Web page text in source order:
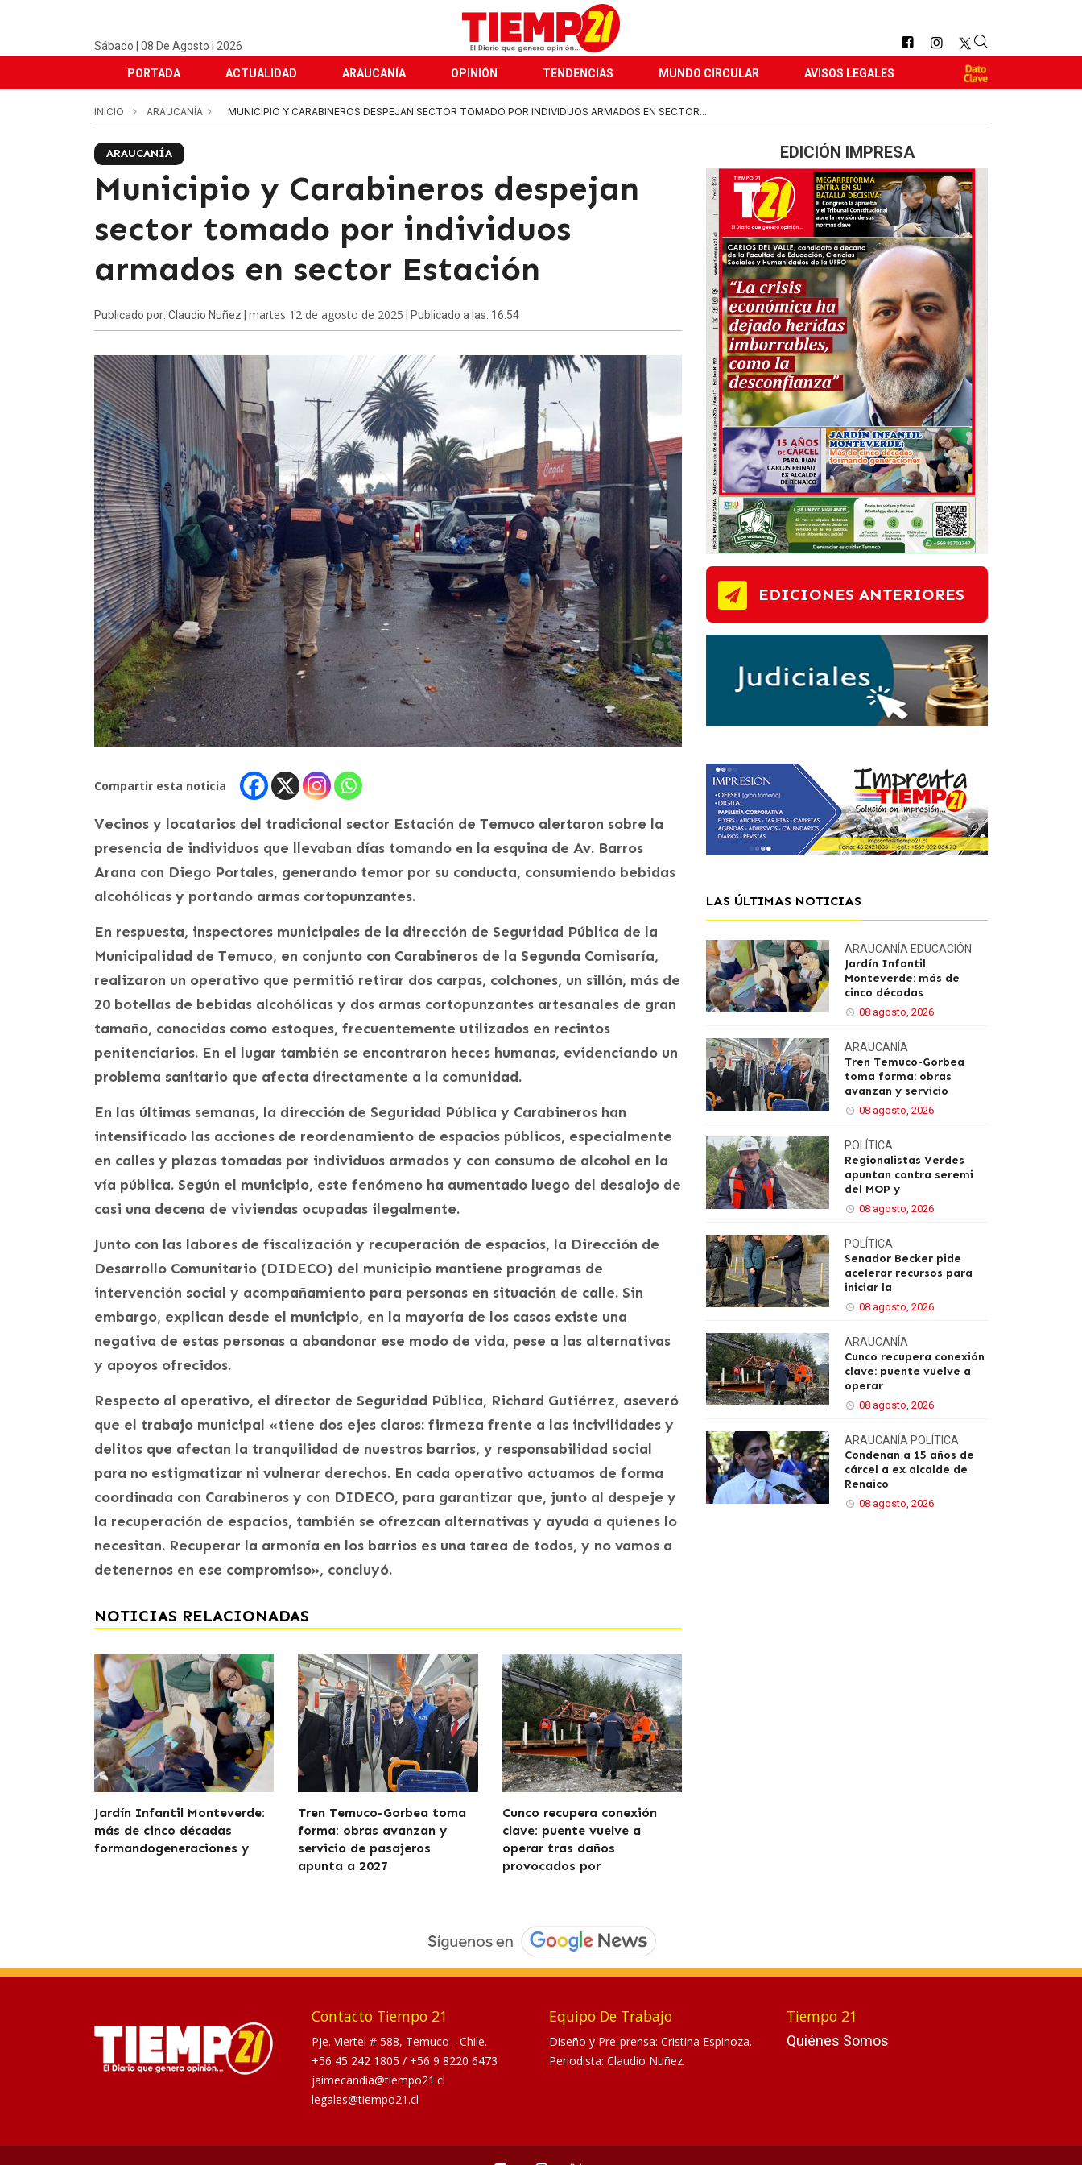
Sábado | 08 De Agosto | 2026
PORTADA ACTUALIDAD ARAUCANÍA OPINIÓN TENDENCIAS MUNDO CIRCULAR AVISOS LEGALES
INICIO ARAUCANÍA MUNICIPIO Y CARABINEROS DESPEJAN SECTOR TOMADO POR INDIVIDUOS ARMADOS EN SECTOR...
ARAUCANÍA
Municipio y Carabineros despejan
sector tomado por individuos
armados en sector Estación
Publicado por: Claudio Nuñez | martes 12 de agosto de 2025 | Publicado a las: 16:54
Compartir esta noticia
Vecinos y locatarios del tradicional sector Estación de Temuco alertaron sobre la
presencia de individuos que llevaban días tomando en la esquina de Av. Barros
Arana con Diego Portales, generando temor por su conducta, consumiendo bebidas
alcohólicas y portando armas cortopunzantes.
En respuesta, inspectores municipales de la dirección de Seguridad Pública de la
Municipalidad de Temuco, en conjunto con Carabineros de la Segunda Comisaría,
realizaron un operativo que permitió retirar dos carpas, colchones, un sillón, más de
20 botellas de bebidas alcohólicas y dos armas cortopunzantes artesanales de gran
tamaño, conocidas como estoques, frecuentemente utilizados en recintos
penitenciarios. En el lugar también se encontraron heces humanas, evidenciando un
problema sanitario que afecta directamente a la comunidad.
En las últimas semanas, la dirección de Seguridad Pública y Carabineros han
intensificado las acciones de reordenamiento de espacios públicos, especialmente
en calles y plazas tomadas por individuos armados y con consumo de alcohol en la
vía pública. Según el municipio, este fenómeno ha aumentado luego del desalojo de
casi una decena de viviendas ocupadas ilegalmente.
Junto con las labores de fiscalización y recuperación de espacios, la Dirección de
Desarrollo Comunitario (DIDECO) del municipio mantiene programas de
intervención social y acompañamiento para personas en situación de calle. Sin
embargo, explican desde el municipio, en la mayoría de los casos existe una
negativa de estas personas a abandonar ese modo de vida, pese a las alternativas
y apoyos ofrecidos.
Respecto al operativo, el director de Seguridad Pública, Richard Gutiérrez, aseveró
que el trabajo municipal «tiene dos ejes claros: firmeza frente a las incivilidades y
delitos que afectan la tranquilidad de nuestros barrios, y responsabilidad social
para no estigmatizar ni vulnerar derechos. En cada operativo actuamos de forma
coordinada con Carabineros y con DIDECO, para garantizar que, junto al despeje y
la recuperación de espacios, también se ofrezcan alternativas y ayuda a quienes lo
necesitan. Recuperar la armonía en los barrios es una tarea de todos, y no vamos a
detenernos en ese compromiso», concluyó.
NOTICIAS RELACIONADAS
Jardín Infantil Monteverde:
más de cinco décadas
formandogeneraciones y
Tren Temuco-Gorbea toma
forma: obras avanzan y
servicio de pasajeros
apunta a 2027
Cunco recupera conexión
clave: puente vuelve a
operar tras daños
provocados por
EDICIÓN IMPRESA
EDICIONES ANTERIORES
LAS ÚLTIMAS NOTICIAS
ARAUCANÍA EDUCACIÓN
Jardín Infantil
Monteverde: más de
cinco décadas
08 agosto, 2026
ARAUCANÍA
Tren Temuco-Gorbea
toma forma: obras
avanzan y servicio
08 agosto, 2026
POLÍTICA
Regionalistas Verdes
apuntan contra seremi
del MOP y
08 agosto, 2026
POLÍTICA
Senador Becker pide
acelerar recursos para
iniciar la
08 agosto, 2026
ARAUCANÍA
Cunco recupera conexión
clave: puente vuelve a
operar
08 agosto, 2026
ARAUCANÍA POLÍTICA
Condenan a 15 años de
cárcel a ex alcalde de
Renaico
08 agosto, 2026
Contacto Tiempo 21
Pje. Viertel # 588, Temuco - Chile.
+56 45 242 1805 / +56 9 8220 6473
jaimecandia@tiempo21.cl
legales@tiempo21.cl
Equipo De Trabajo
Diseño y Pre-prensa: Cristina Espinoza.
Periodista: Claudio Nuñez.
Tiempo 21
Quiénes Somos